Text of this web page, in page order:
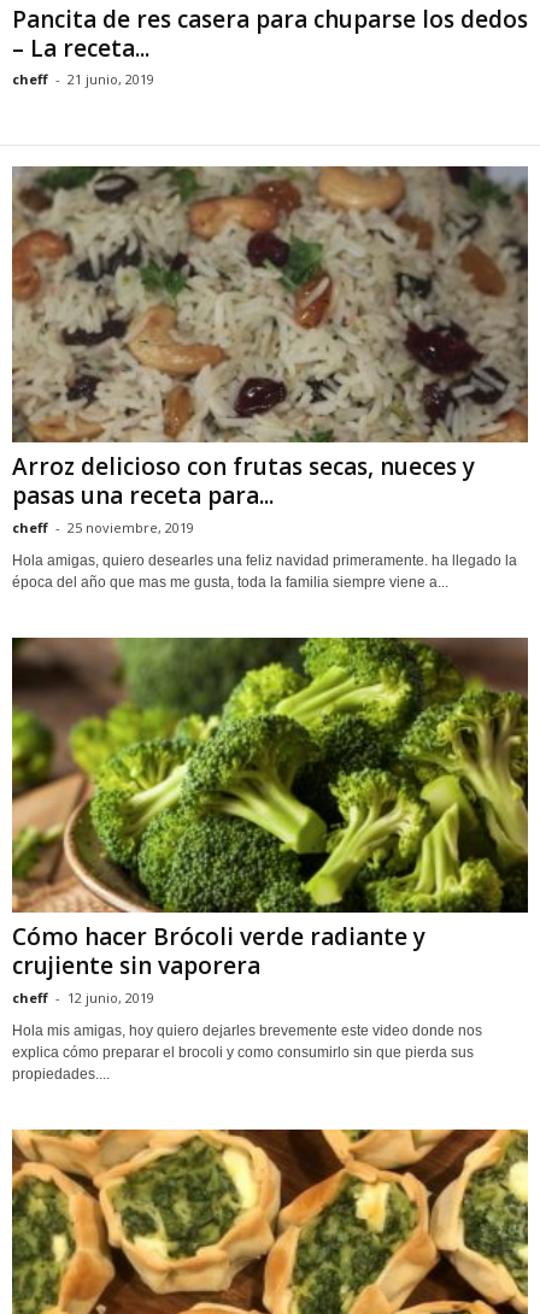
Pancita de res casera para chuparse los dedos
– La receta...
cheff - 21 junio, 2019
Arroz delicioso con frutas secas, nueces y
pasas una receta para...
cheff - 25 noviembre, 2019
Hola amigas, quiero desearles una feliz navidad primeramente. ha llegado la
época del año que mas me gusta, toda la familia siempre viene a...
Cómo hacer Brócoli verde radiante y
crujiente sin vaporera
cheff - 12 junio, 2019
Hola mis amigas, hoy quiero dejarles brevemente este video donde nos
explica cómo preparar el brocoli y como consumirlo sin que pierda sus
propiedades....